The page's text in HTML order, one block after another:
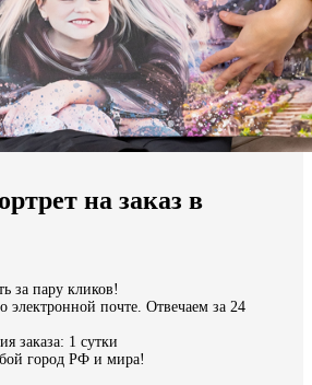
миру
на заказ в
за пару кликов!
электронной почте. Отвечаем за 24
заказа: 1 сутки
город РФ и мира!